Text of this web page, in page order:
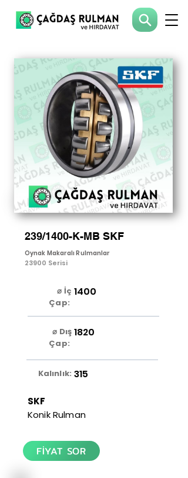
239/1400-K-MB SKF
Oynak Makaralı Rulmanlar
23900 Serisi
⌀ İç
Çap:
1400
⌀ Dış
Çap:
1820
Kalınlık: 315
SKF
Konik Rulman
FİYAT SOR